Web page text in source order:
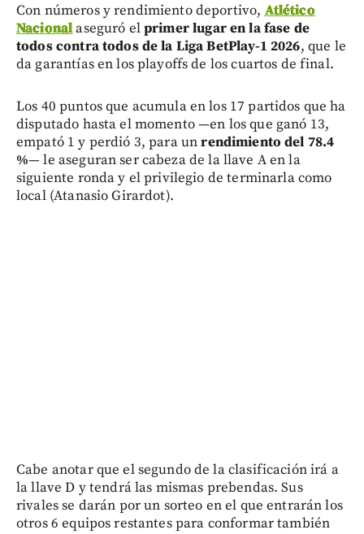
Con números y rendimiento deportivo, Atlético
Nacionalaseguró elprimer lugar en la fase de
todos contra todos de la Liga BetPlay-1 2026, que le
da garantías en los playoffs de los cuartos de final.
Los 40 puntos que acumula en los 17 partidos que ha
disputado hasta el momento —en los que ganó 13,
empató 1 y perdió 3, para unrendimiento del 78.4
%— le aseguran ser cabeza de la llave A en la
siguiente ronda y el privilegio de terminarla como
local (Atanasio Girardot).
Cabe anotar que el segundo de la clasificación irá a
la llave D y tendrá las mismas prebendas. Sus
rivales se darán por un sorteo en el que entrarán los
otros 6 equipos restantes para conformar también